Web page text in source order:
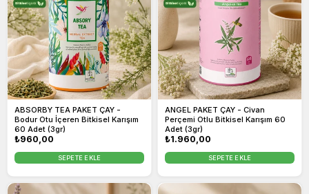
ABSORBY TEA PAKET ÇAY -
Bodur Otu İçeren Bitkisel Karışım
60 Adet (3gr)
Normal
fiyat
₺960,00
SEPETE EKLE
ANGEL PAKET ÇAY - Civan
Perçemi Otlu Bitkisel Karışım 60
Adet (3gr)
Normal
fiyat
₺1.960,00
SEPETE EKLE